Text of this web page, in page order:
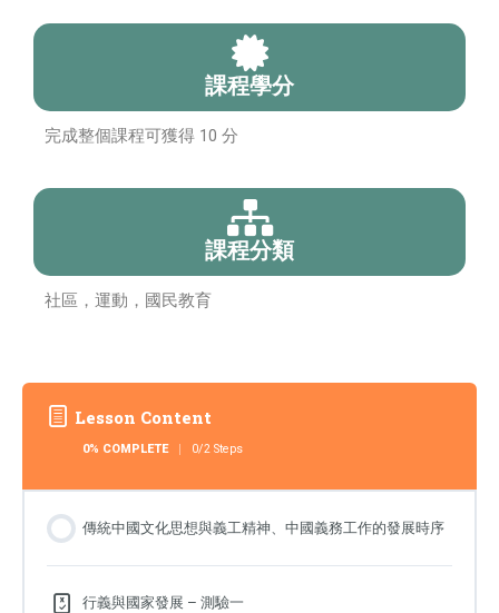
課程學分
完成整個課程可獲得 10 分
課程分類
社區，運動，國民教育
Lesson Content
0% COMPLETE 0/2 Steps
傳統中國文化思想與義工精神、中國義務工作的發展時序
行義與國家發展 – 測驗一